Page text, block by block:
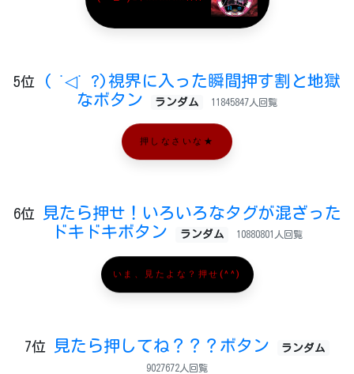
5位
( ˙◁˙ ?)視界に入った瞬間押す割と地獄
なボタン
ランダム 11845847人回覧
押しなさいな★
6位
見たら押せ！いろいろなタグが混ざった
ドキドキボタン
ランダム 10880801人回覧
いま、見たよな？押せ(^^)
7位 見たら押してね？？？ボタン ランダム
9027672人回覧